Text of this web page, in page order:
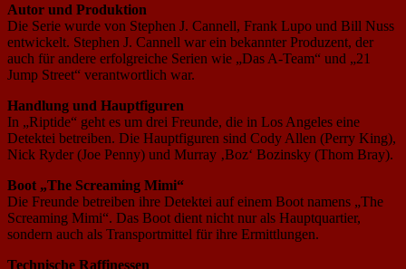
Autor und Produktion
Die Serie wurde von Stephen J. Cannell, Frank Lupo und Bill Nuss
entwickelt. Stephen J. Cannell war ein bekannter Produzent, der
auch für andere erfolgreiche Serien wie „Das A-Team“ und „21
Jump Street“ verantwortlich war.
Handlung und Hauptfiguren
In „Riptide“ geht es um drei Freunde, die in Los Angeles eine
Detektei betreiben. Die Hauptfiguren sind Cody Allen (Perry King),
Nick Ryder (Joe Penny) und Murray ‚Boz‘ Bozinsky (Thom Bray).
Boot „The Screaming Mimi“
Die Freunde betreiben ihre Detektei auf einem Boot namens „The
Screaming Mimi“. Das Boot dient nicht nur als Hauptquartier,
sondern auch als Transportmittel für ihre Ermittlungen.
Technische Raffinessen